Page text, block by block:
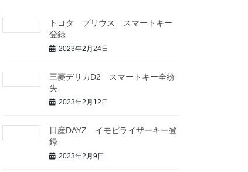
トヨタ プリウス スマートキー
登録
2023年2月24日
三菱デリカD2 スマートキー全紛
失
2023年2月12日
日産DAYZ イモビライザーキー登
録
2023年2月9日